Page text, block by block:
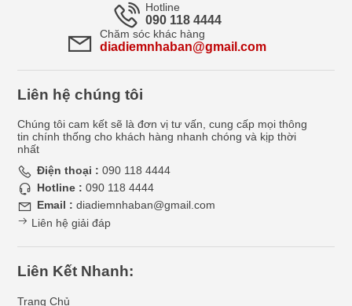
Hotline
090 118 4444
Chăm sóc khác hàng
diadiemnhaban@gmail.com
Liên hệ chúng tôi
Chúng tôi cam kết sẽ là đơn vị tư vấn, cung cấp mọi thông
tin chính thống cho khách hàng nhanh chóng và kịp thời
nhất
Điện thoại : 090 118 4444
Hotline : 090 118 4444
Email : diadiemnhaban@gmail.com
Liên hệ giải đáp
Liên Kết Nhanh:
Trang Chủ